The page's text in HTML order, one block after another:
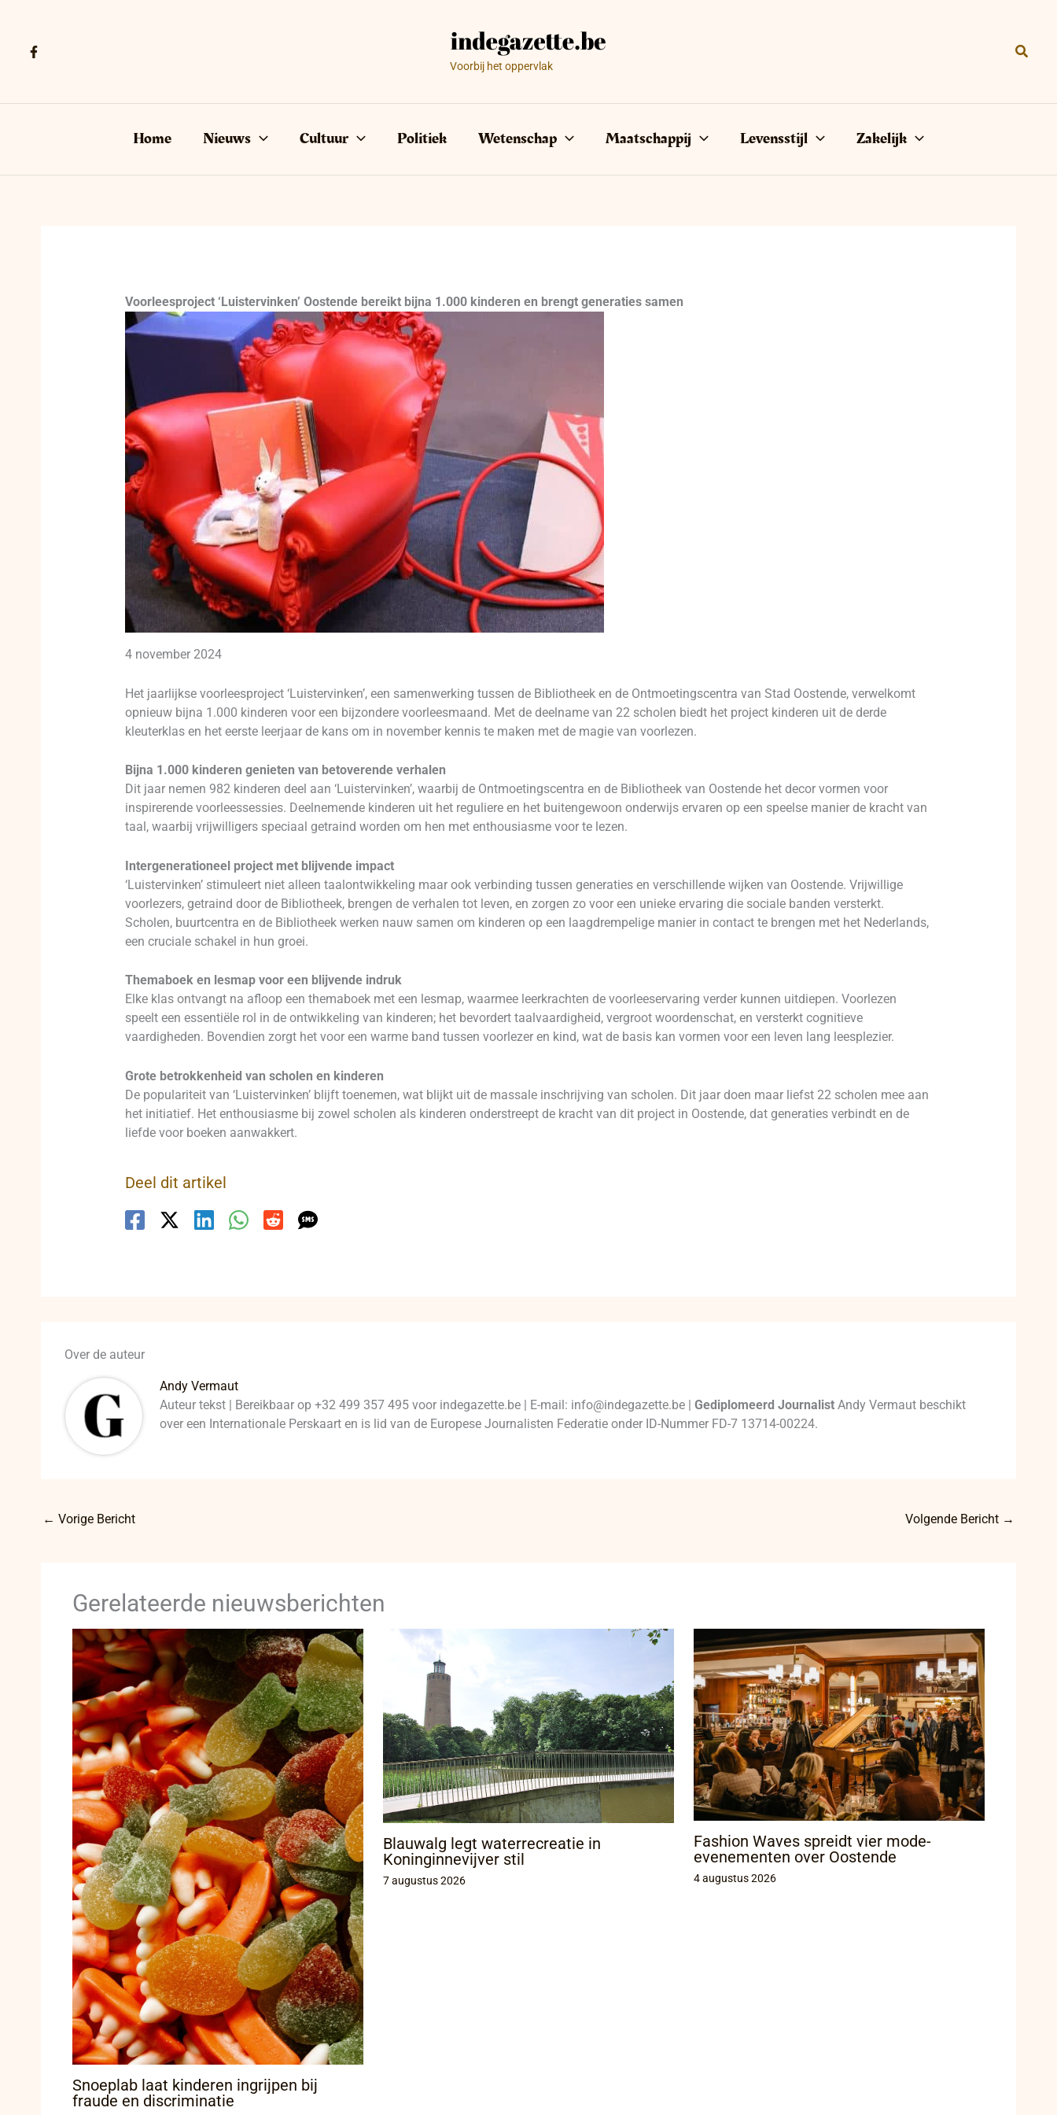
Voorbij het oppervlak
Home Nieuws Cultuur Politiek Wetenschap Maatschappij Levensstijl Zakelijk
Voorleesproject ‘Luistervinken’ Oostende bereikt bijna 1.000 kinderen en brengt generaties samen
4 november 2024
Het jaarlijkse voorleesproject ‘Luistervinken’, een samenwerking tussen de Bibliotheek en de Ontmoetingscentra van Stad Oostende, verwelkomt
opnieuw bijna 1.000 kinderen voor een bijzondere voorleesmaand. Met de deelname van 22 scholen biedt het project kinderen uit de derde
kleuterklas en het eerste leerjaar de kans om in november kennis te maken met de magie van voorlezen.
Bijna 1.000 kinderen genieten van betoverende verhalen
Dit jaar nemen 982 kinderen deel aan ‘Luistervinken’, waarbij de Ontmoetingscentra en de Bibliotheek van Oostende het decor vormen voor
inspirerende voorleessessies. Deelnemende kinderen uit het reguliere en het buitengewoon onderwijs ervaren op een speelse manier de kracht van
taal, waarbij vrijwilligers speciaal getraind worden om hen met enthousiasme voor te lezen.
Intergenerationeel project met blijvende impact
‘Luistervinken’ stimuleert niet alleen taalontwikkeling maar ook verbinding tussen generaties en verschillende wijken van Oostende. Vrijwillige
voorlezers, getraind door de Bibliotheek, brengen de verhalen tot leven, en zorgen zo voor een unieke ervaring die sociale banden versterkt.
Scholen, buurtcentra en de Bibliotheek werken nauw samen om kinderen op een laagdrempelige manier in contact te brengen met het Nederlands,
een cruciale schakel in hun groei.
Themaboek en lesmap voor een blijvende indruk
Elke klas ontvangt na afloop een themaboek met een lesmap, waarmee leerkrachten de voorleeservaring verder kunnen uitdiepen. Voorlezen
speelt een essentiële rol in de ontwikkeling van kinderen; het bevordert taalvaardigheid, vergroot woordenschat, en versterkt cognitieve
vaardigheden. Bovendien zorgt het voor een warme band tussen voorlezer en kind, wat de basis kan vormen voor een leven lang leesplezier.
Grote betrokkenheid van scholen en kinderen
De populariteit van ‘Luistervinken’ blijft toenemen, wat blijkt uit de massale inschrijving van scholen. Dit jaar doen maar liefst 22 scholen mee aan
het initiatief. Het enthousiasme bij zowel scholen als kinderen onderstreept de kracht van dit project in Oostende, dat generaties verbindt en de
liefde voor boeken aanwakkert.
Deel dit artikel
Over de auteur
Andy Vermaut
Auteur tekst | Bereikbaar op +32 499 357 495 voor indegazette.be | E-mail: info@indegazette.be |Gediplomeerd Journalist Andy Vermaut beschikt
over een Internationale Perskaart en is lid van de Europese Journalisten Federatie onder ID-Nummer FD-7 13714-00224.
← Vorige Bericht Volgende Bericht →
Gerelateerde nieuwsberichten
Snoeplab laat kinderen ingrijpen bij
fraude en discriminatie
Blauwalg legt waterrecreatie in
Koninginnevijver stil
7 augustus 2026
Fashion Waves spreidt vier mode-
evenementen over Oostende
4 augustus 2026